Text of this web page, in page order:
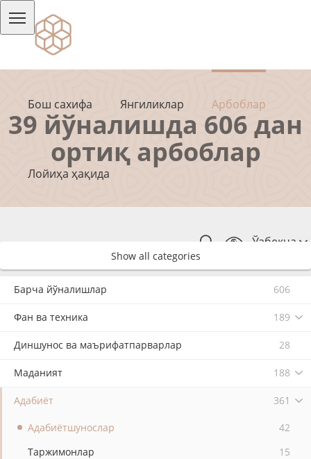
Бош сахифа Янгиликлар Арбоблар
Лойиҳа ҳақида
Ўзбекча
39 йўналишда 606 дан
ортиқ арбоблар
Show all categories
Барча йўналишлар 606
Фан ва техника 189
Диншунос ва маърифатпарварлар 28
Маданият 188
Адабиёт 361
Адабиётшунослар
42
Таржимонлар
15